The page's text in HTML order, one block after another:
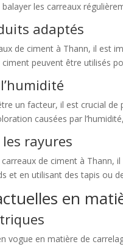
les carreaux
adaptés
de ciment à Thann, il est
peuvent être utilisés
un facteur, il est crucial de
causées par
rayures
de ciment à Thann,
et en utilisant des tapis ou
en
vogue en matière de